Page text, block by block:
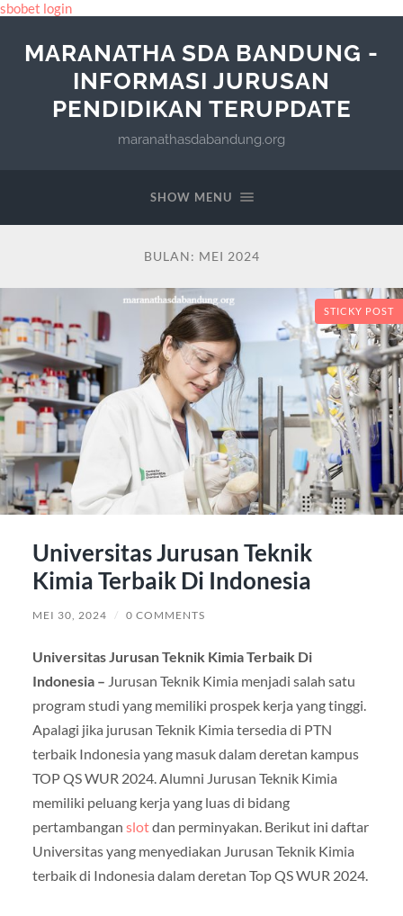
sbobet login
MARANATHA SDA BANDUNG -
INFORMASI JURUSAN
PENDIDIKAN TERUPDATE
maranathasdabandung.org
SHOW MENU
BULAN: MEI 2024
STICKY POST
Universitas Jurusan Teknik
Kimia Terbaik Di Indonesia
MEI 30, 2024 / 0 COMMENTS
Universitas Jurusan Teknik Kimia Terbaik Di
Indonesia – Jurusan Teknik Kimia menjadi salah satu
program studi yang memiliki prospek kerja yang tinggi.
Apalagi jika jurusan Teknik Kimia tersedia di PTN
terbaik Indonesia yang masuk dalam deretan kampus
TOP QS WUR 2024. Alumni Jurusan Teknik Kimia
memiliki peluang kerja yang luas di bidang
pertambangan slotdan perminyakan. Berikut ini daftar
Universitas yang menyediakan Jurusan Teknik Kimia
terbaik di Indonesia dalam deretan Top QS WUR 2024.